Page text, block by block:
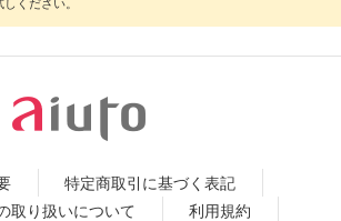
特定商取引に基づく表記
取り扱いについて
利用規約